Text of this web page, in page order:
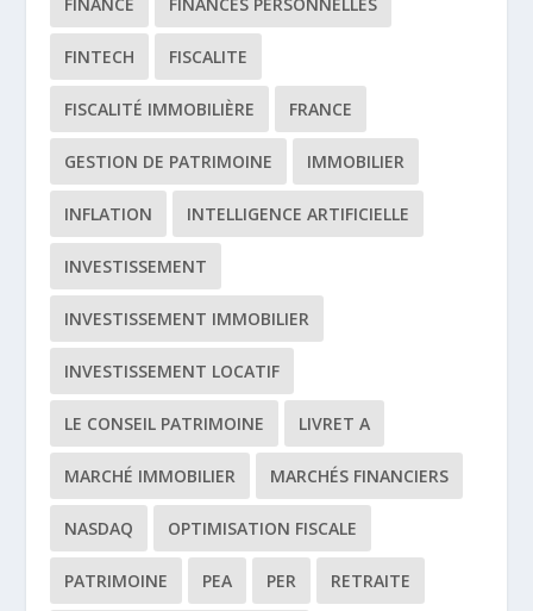
FINTECH FISCALITE
FISCALITÉ IMMOBILIÈRE FRANCE
GESTION DE PATRIMOINE IMMOBILIER
INFLATION INTELLIGENCE ARTIFICIELLE
INVESTISSEMENT
INVESTISSEMENT IMMOBILIER
INVESTISSEMENT LOCATIF
LE CONSEIL PATRIMOINE LIVRET A
MARCHÉ IMMOBILIER MARCHÉS FINANCIERS
NASDAQ OPTIMISATION FISCALE
PATRIMOINE PEA PER RETRAITE